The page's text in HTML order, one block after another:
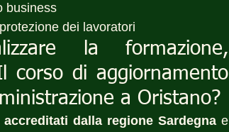
business
dei lavoratori
la formazione,
corso di aggiornamento
a Oristano?
accreditati dalla regione Sardegna e